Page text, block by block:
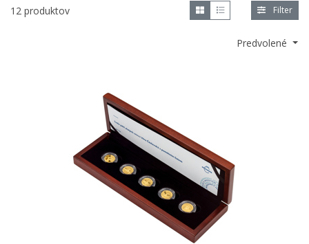
Predvolené
12 produktov Filter